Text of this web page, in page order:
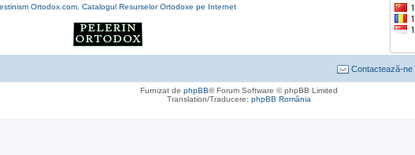
Contactează-ne
Furnizat de phpBB® Forum Software © phpBB Limited
Translation/Traducere: phpBB România